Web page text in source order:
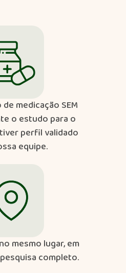
medicação SEM
o estudo para o
perfil validado
equipe.
mesmo lugar, em
completo.